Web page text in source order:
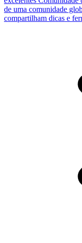
de uma comunidade
compartilham dicas e